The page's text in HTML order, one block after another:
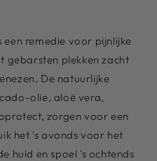
een remedie voor pijnlijke
gebarsten plekken zacht
De natuurlijke
olie, aloë vera,
zorgen voor een
het 's avonds voor het
huid en spoel 's ochtends